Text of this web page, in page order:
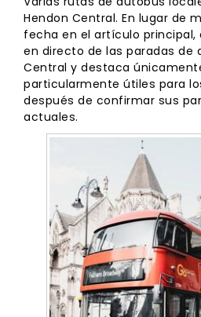
Hendon Central. En lugar de
fecha en el artículo principal,
en directo de las paradas de
Central y destaca
particularmente útiles para
después de confirmar sus
actuales.